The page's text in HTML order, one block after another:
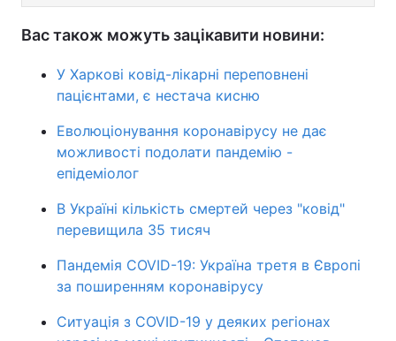
Вас також можуть зацікавити новини:
У Харкові ковід-лікарні переповнені
пацієнтами, є нестача кисню
Еволюціонування коронавірусу не дає
можливості подолати пандемію -
епідеміолог
В Україні кількість смертей через "ковід"
перевищила 35 тисяч
Пандемія COVID-19: Україна третя в Європі
за поширенням коронавірусу
Ситуація з COVID-19 у деяких регіонах